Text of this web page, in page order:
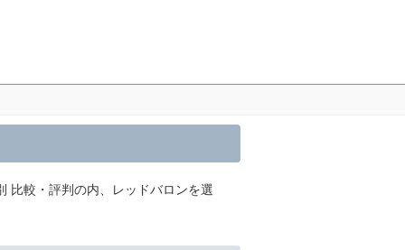
比較・評判の内、レッドバロンを選